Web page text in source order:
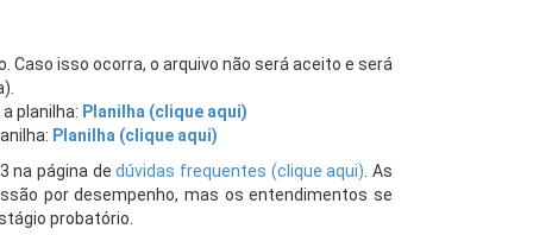
Caso isso ocorra, o arquivo não será aceito e será
planilha: Planilha (clique aqui)
Planilha (clique aqui)
na página dedúvidas frequentes (clique aqui) . As
por desempenho, mas os entendimentos se
probatório.